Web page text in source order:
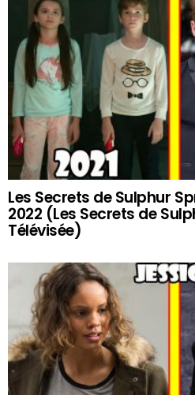
Les Secrets de Sulphur
2022 (Les Secrets de
Télévisée)